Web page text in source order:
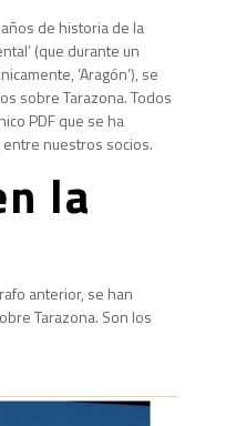
de historia de la
(que durante un
‘Aragón’), se
sobre Tarazona. Todos
PDF que se ha
nuestros socios.
la
anterior, se han
Tarazona. Son los